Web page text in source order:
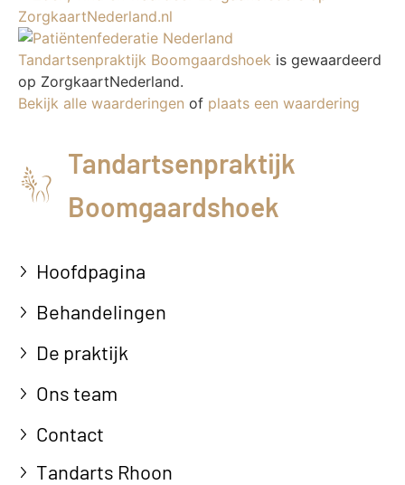
Tandartsenpraktijk Boomgaardshoek is gewaardeerd
op ZorgkaartNederland.
Bekijk alle waarderingen of plaats een waardering
Tandartsenpraktijk
Boomgaardshoek
Hoofdpagina
Behandelingen
De praktijk
Ons team
Contact
Tandarts Rhoon